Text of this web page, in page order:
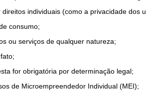
individuais (como a privacidade dos
consumo;
ou serviços de qualquer natureza;
for obrigatória por determinação legal;
de Microempreendedor Individual (MEI);